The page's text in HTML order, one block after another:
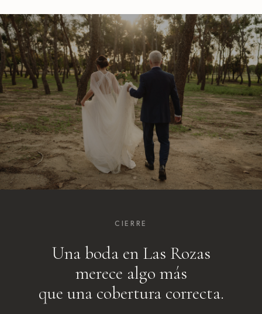
CIERRE
Una boda en Las Rozas
merece algo más
que una cobertura correcta.